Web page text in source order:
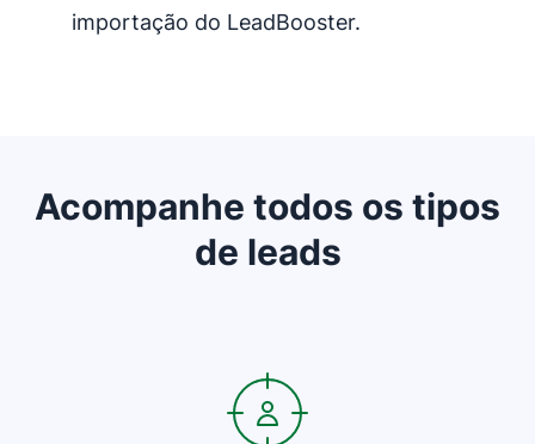
importação do LeadBooster.
Acompanhe todos os tipos
de leads